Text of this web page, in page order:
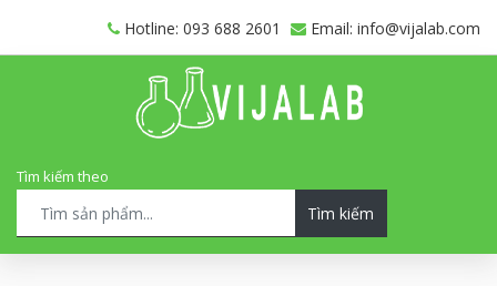
Hotline: 093 688 2601 Email: info@vijalab.com
Tìm kiếm theo
Tìm kiếm